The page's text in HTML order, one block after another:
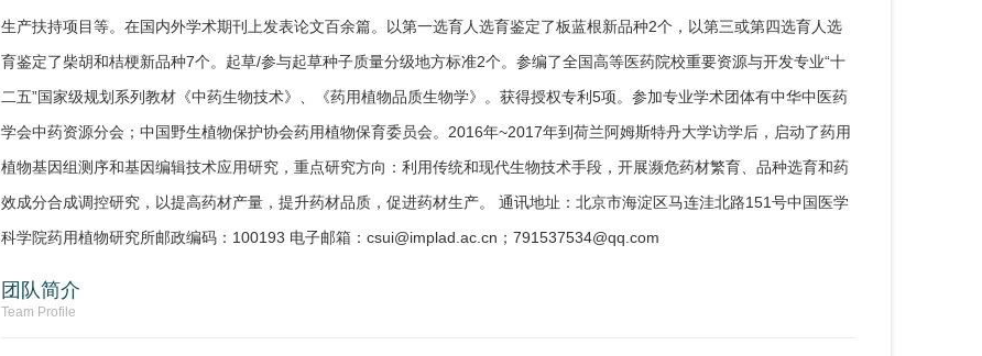
生产扶持项目等。在国内外学术期刊上发表论文百余篇。以第一选育人选育鉴定了板蓝根新品种2个，以第三或第四选育人选
育鉴定了柴胡和桔梗新品种7个。起草/参与起草种子质量分级地方标准2个。参编了全国高等医药院校重要资源与开发专业“十
二五”国家级规划系列教材《中药生物技术》、《药用植物品质生物学》。获得授权专利5项。参加专业学术团体有中华中医药
学会中药资源分会；中国野生植物保护协会药用植物保育委员会。2016年~2017年到荷兰阿姆斯特丹大学访学后，启动了药用
植物基因组测序和基因编辑技术应用研究，重点研究方向：利用传统和现代生物技术手段，开展濒危药材繁育、品种选育和药
效成分合成调控研究，以提高药材产量，提升药材品质，促进药材生产。 通讯地址：北京市海淀区马连洼北路151号中国医学
科学院药用植物研究所邮政编码：100193 电子邮箱：csui@implad.ac.cn；791537534@qq.com
团队简介
Team Profile